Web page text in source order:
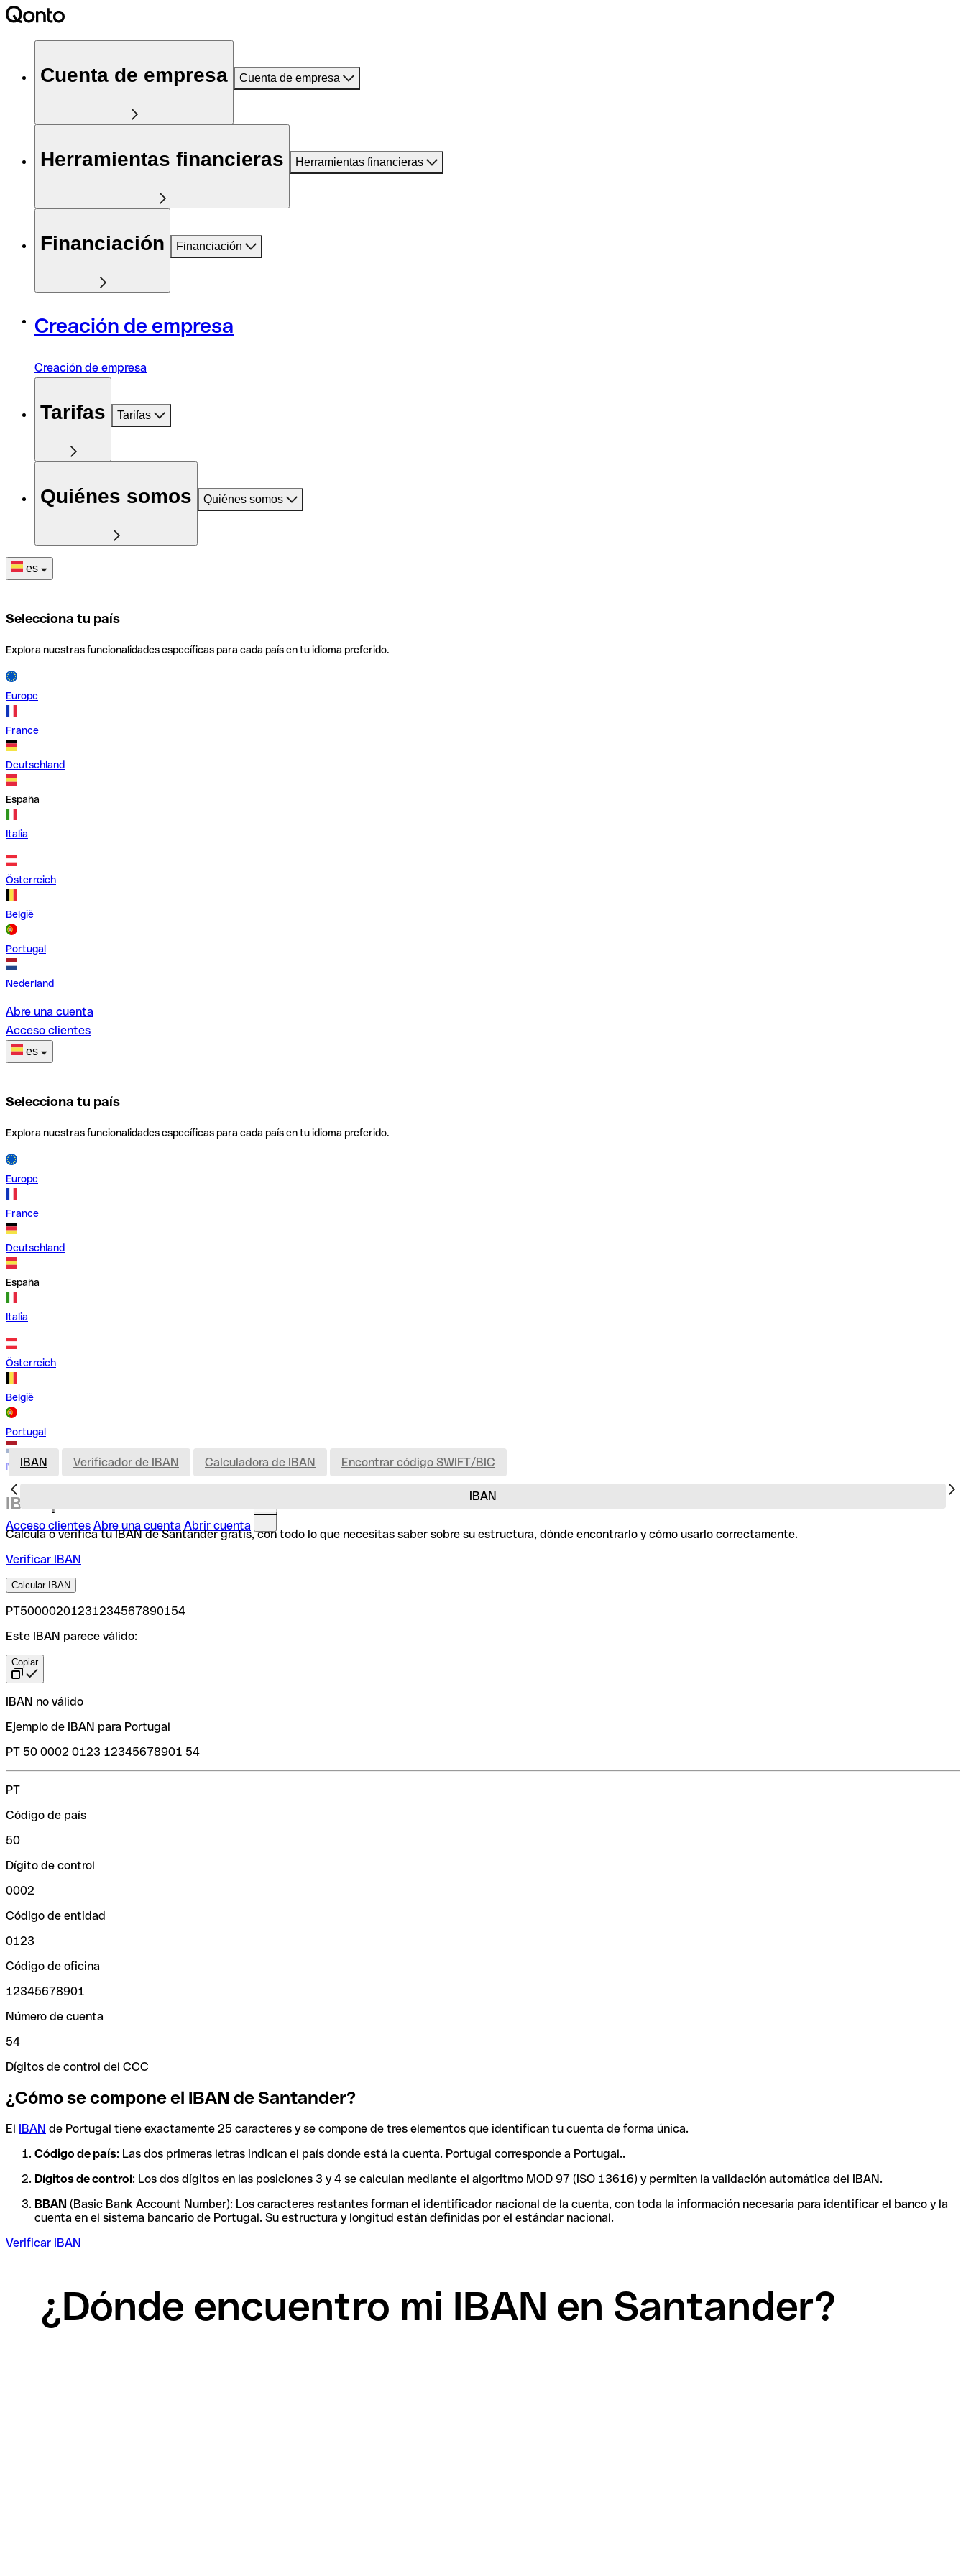
Cuenta de empresa Cuenta de empresa
Herramientas financieras Herramientas financieras
Financiación Financiación
Creación de empresa
Creación de empresa
Tarifas Tarifas
Quiénes somos Quiénes somos
es
Selecciona tu país
Explora nuestras funcionalidades específicas para cada país en tu idioma preferido.
Europe
France
Deutschland
España
Italia
Österreich
België
Portugal
Nederland
Abre una cuenta
Acceso clientes
es
Selecciona tu país
Explora nuestras funcionalidades específicas para cada país en tu idioma preferido.
Europe
France
Deutschland
España
Italia
Österreich
België
Portugal
Nederland
Acceso clientes Abre una cuenta Abrir cuenta
IBAN
IBAN Verificador de IBAN Calculadora de IBAN Encontrar código SWIFT/BIC
IBAN para Santander
Calcula o verifica tu IBAN de Santander gratis, con todo lo que necesitas saber sobre su estructura, dónde encontrarlo y cómo usarlo correctamente.
Verificar IBAN
Calcular IBAN
PT50000201231234567890154
Este IBAN parece válido:
Copiar
IBAN no válido
Ejemplo de IBAN para Portugal
PT 50 0002 0123 12345678901 54
PT
Código de país
50
Dígito de control
0002
Código de entidad
0123
Código de oficina
12345678901
Número de cuenta
54
Dígitos de control del CCC
¿Cómo se compone el IBAN de Santander?
El IBAN de Portugal tiene exactamente 25 caracteres y se compone de tres elementos que identifican tu cuenta de forma única.
Código de país: Las dos primeras letras indican el país donde está la cuenta. Portugal corresponde a Portugal..
Dígitos de control: Los dos dígitos en las posiciones 3 y 4 se calculan mediante el algoritmo MOD 97 (ISO 13616) y permiten la validación automática del IBAN.
BBAN (Basic Bank Account Number): Los caracteres restantes forman el identificador nacional de la cuenta, con toda la información necesaria para identificar el banco y la
cuenta en el sistema bancario de Portugal. Su estructura y longitud están definidas por el estándar nacional.
Verificar IBAN
¿Dónde encuentro mi IBAN en Santander?